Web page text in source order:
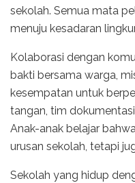
sekolah. Semua mata
menuju kesadaran
Kolaborasi dengan
bakti bersama warga,
kesempatan untuk
tangan, tim
Anak-anak belajar
urusan sekolah, tetapi
Sekolah yang hidup